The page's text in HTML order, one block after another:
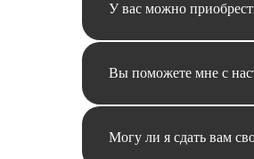
У вас можно
Вы поможете мне с
Могу ли я сдать вам